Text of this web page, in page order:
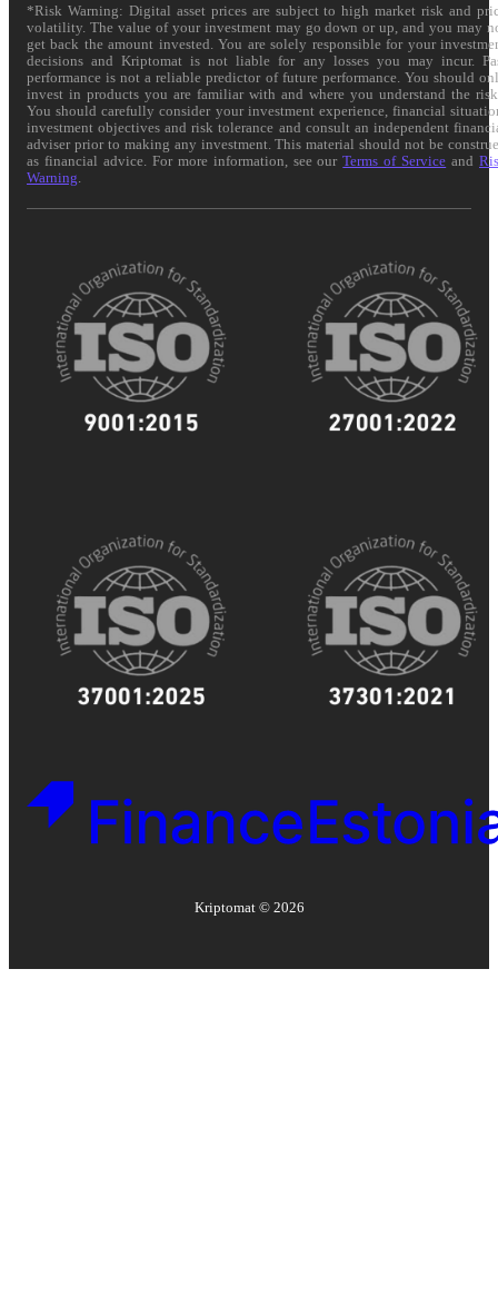
*Risk Warning: Digital asset prices are subject to high market risk and
volatility. The value of your investment may go down or up, and you may
get back the amount invested. You are solely responsible for your
decisions and Kriptomat is not liable for any losses you may incur.
performance is not a reliable predictor of future performance. You should
invest in products you are familiar with and where you understand the
You should carefully consider your investment experience, financial
investment objectives and risk tolerance and consult an independent
adviser prior to making any investment. This material should not be
as financial advice. For more information, see ourTerms of Service and
Warning
Kriptomat © 2026